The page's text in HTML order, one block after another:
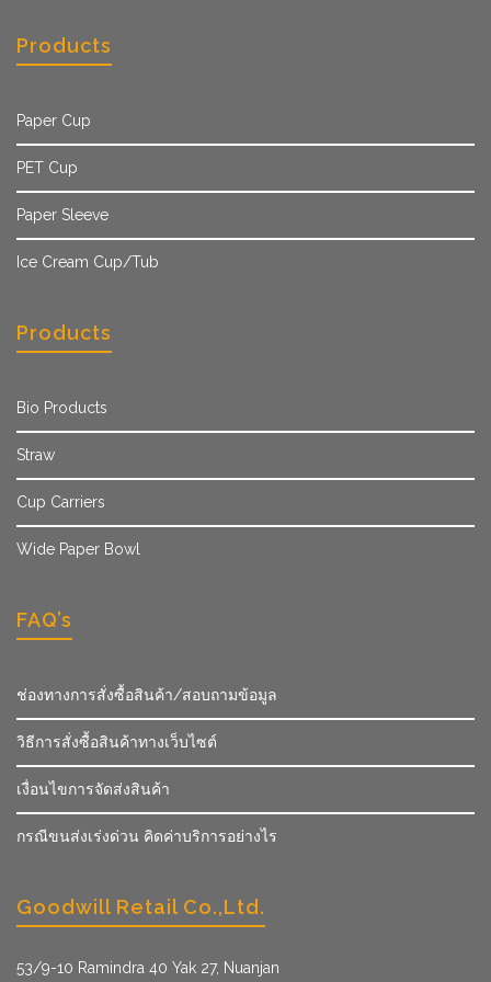
Products
Paper Cup
PET Cup
Paper Sleeve
Ice Cream Cup/Tub
Products
Bio Products
Straw
Cup Carriers
Wide Paper Bowl
FAQ’s
ช่องทางการสั่งซื้อสินค้า/สอบถามข้อมูล
วิธีการสั่งซื้อสินค้าทางเว็บไซต์
เงื่อนไขการจัดส่งสินค้า
กรณีขนส่งเร่งด่วน คิดค่าบริการอย่างไร
Goodwill Retail Co.,Ltd.
53/9­-10 Ramindra 40 Yak 27, Nuanjan